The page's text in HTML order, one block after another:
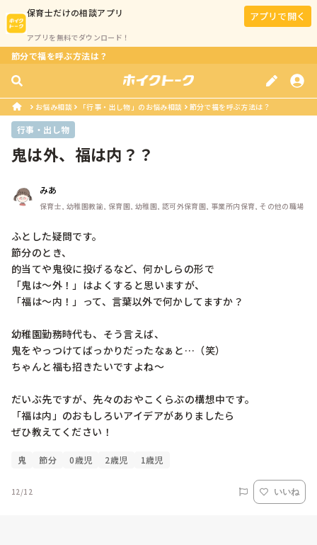
保育士だけの相談アプリ
アプリを無料でダウンロード！
アプリで開く
節分で福を呼ぶ方法は？
お悩み相談 「行事・出し物」のお悩み相談 節分で福を呼ぶ方法は？
行事・出し物
鬼は外、福は内？？
みあ
保育士, 幼稚園教諭, 保育園, 幼稚園, 認可外保育園, 事業所内保育, その他の職場
ふとした疑問です。
節分のとき、
的当てや鬼役に投げるなど、何かしらの形で
「鬼は〜外！」はよくすると思いますが、
「福は〜内！」って、言葉以外で何かしてますか？
幼稚園勤務時代も、そう言えば、
鬼をやっつけてばっかりだったなぁと…（笑）
ちゃんと福も招きたいですよね〜
だいぶ先ですが、先々のおやこくらぶの構想中です。
「福は内」のおもしろいアイデアがありましたら
ぜひ教えてください！
鬼 節分 0歳児 2歳児 1歳児
12/12 いいね